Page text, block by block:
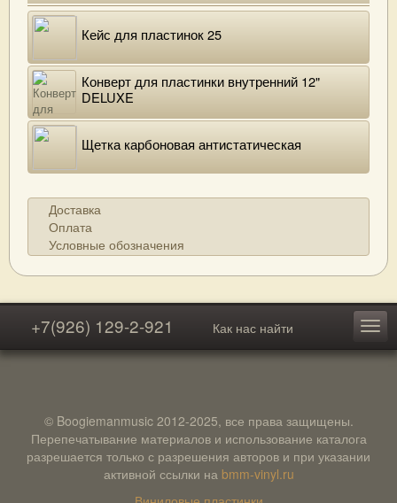
Кейс для пластинок 25
Конверт для пластинки внутренний 12"
DELUXE
Щетка карбоновая антистатическая
Доставка
Оплата
Условные обозначения
+7(926) 129-2-921 Как нас найти
© Boogiemanmusic 2012-2025, все права защищены.
Перепечатывание материалов и использование каталога
разрешается только с разрешения авторов и при указании
активной ссылки на bmm-vinyl.ru